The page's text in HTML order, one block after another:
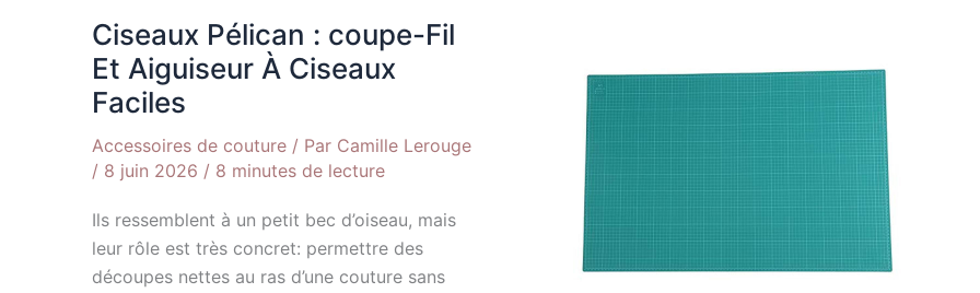
Ciseaux Pélican : coupe-Fil
Et Aiguiseur À Ciseaux
Faciles
Accessoires de couture / Par Camille Lerouge
/ 8 juin 2026 / 8 minutes de lecture
Ils ressemblent à un petit bec d’oiseau, mais
leur rôle est très concret: permettre des
découpes nettes au ras d’une couture sans